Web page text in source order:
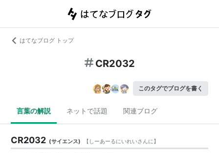
はてなブログ トップ
CR2032
このタグでブログを書く
言葉の解説 ネットで話題 関連ブログ
CR2032 (サイエンス) 【 しーあーるにいれいさんに】